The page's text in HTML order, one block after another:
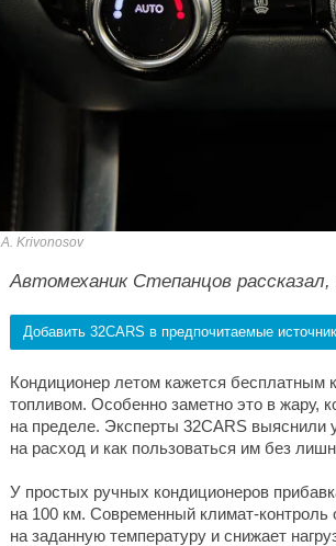
A. Krivonosov
Автомеханик Степанцов
Добавить 32CARS в предпочитаемые
Кондиционер летом кажется бесплатным
топливом. Особенно заметно это в жару,
на пределе. Эксперты 32CARS выяснили
на расход и как пользоваться им без
У простых ручных кондиционеров
на 100 км. Современный климат-
на заданную температуру и снижает